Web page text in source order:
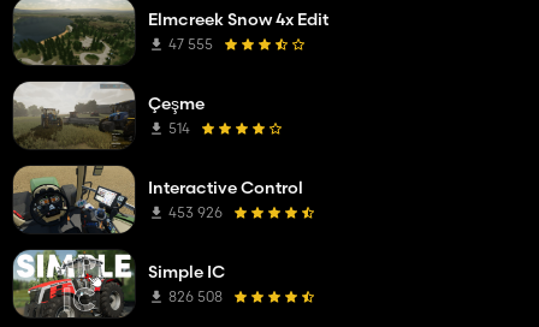
Elmcreek Snow 4x Edit
47 555
Çeşme
514
Interactive Control
453 926
Simple IC
826 508